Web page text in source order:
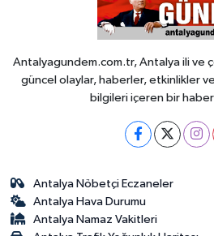
Antalyagundem.com.tr, Antalya ili ve
güncel olaylar, haberler, etkinlikler
bilgileri içeren bir haber
Antalya Nöbetçi Eczaneler
Antalya Hava Durumu
Antalya Namaz Vakitleri